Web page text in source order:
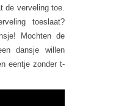
de verveling toe.
toeslaat?
Mochten de
dansje willen
eentje zonder t-